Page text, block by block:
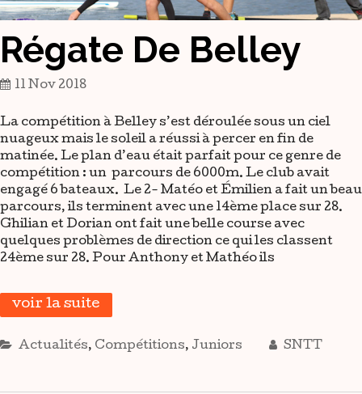
Régate De Belley
11 Nov 2018
La compétition à Belley s’est déroulée sous un ciel
nuageux mais le soleil a réussi à percer en fin de
matinée. Le plan d’eau était parfait pour ce genre de
compétition : un parcours de 6000m. Le club avait
engagé 6 bateaux. Le 2- Matéo et Émilien a fait un beau
parcours, ils terminent avec une 14ème place sur 28.
Ghilian et Dorian ont fait une belle course avec
quelques problèmes de direction ce qui les classent
24ème sur 28. Pour Anthony et Mathéo ils
voir la suite
Actualités, Compétitions, Juniors SNTT